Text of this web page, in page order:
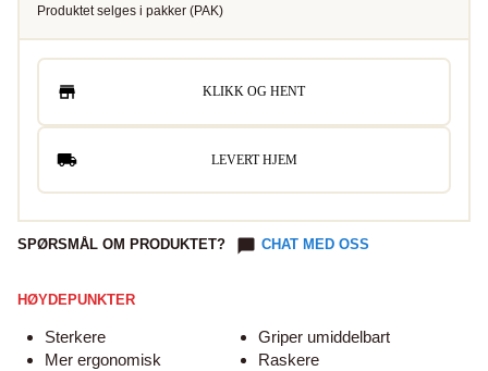
Produktet selges i pakker (PAK)
KLIKK OG HENT
LEVERT HJEM
SPØRSMÅL OM PRODUKTET? CHAT MED OSS
HØYDEPUNKTER
Sterkere
Mer ergonomisk
Griper umiddelbart
Raskere